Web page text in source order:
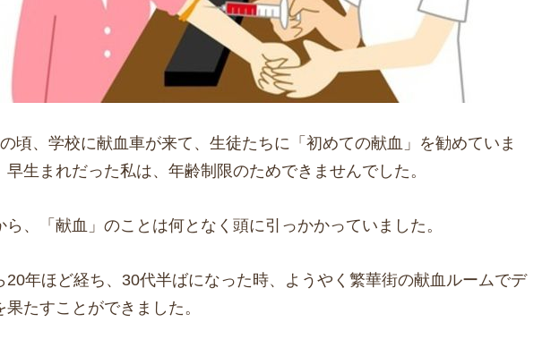
頃、学校に献血車が来て、生徒たちに「初めての献血」を勧めていま
早生まれだった私は、年齢制限のためできませんでした。
ら、「献血」のことは何となく頭に引っかかっていました。
20年ほど経ち、30代半ばになった時、ようやく繁華街の献血ルームでデ
果たすことができました。